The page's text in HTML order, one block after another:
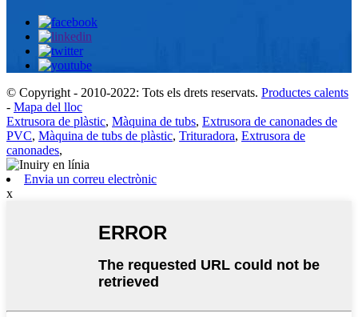
© Copyright - 2010-2022: Tots els drets reservats. Productes calents
- Mapa del lloc
Extrusora de plàstic, Màquina de tubs, Extrusora de canonades de
PVC, Màquina de tubs de plàstic, Trituradora, Extrusora de
canonades,
Envia un correu electrònic
x